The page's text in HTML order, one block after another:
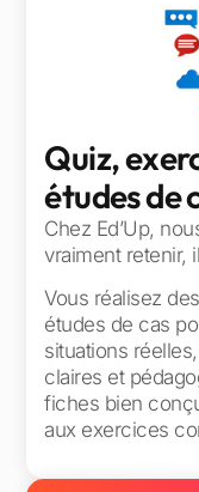
Quiz,
études de
Chez Ed’Up,
vraiment retenir,
Vous réalisez
études de cas
situations
claires et
fiches bien
aux exercices